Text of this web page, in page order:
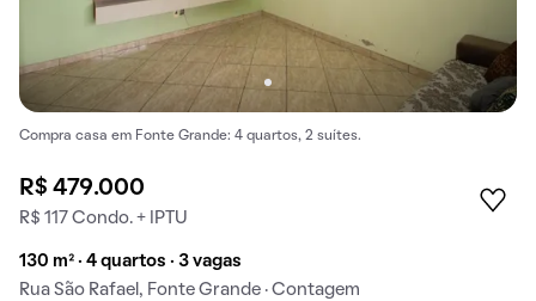
Compra casa em Fonte Grande: 4 quartos, 2 suítes.
R$ 479.000
R$ 117 Condo. + IPTU
130 m² · 4 quartos · 3 vagas
Rua São Rafael, Fonte Grande · Contagem